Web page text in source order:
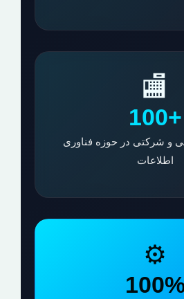
🏬
+100
و شرکتی در حوزه فناوری
اطلاعات
⚙️